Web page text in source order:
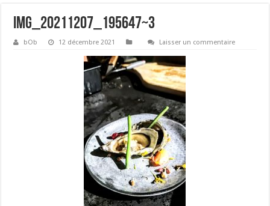
IMG_20211207_195647~3
bOb 12 décembre 2021 Laisser un commentaire